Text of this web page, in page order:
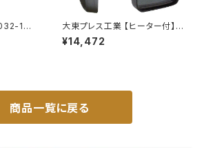
132
トラ
大東プレス工業 【ヒーター付】ハ
イウェイミラー ヒーター付 100
0R DI-5101CXY
¥14,472
商品一覧に戻る